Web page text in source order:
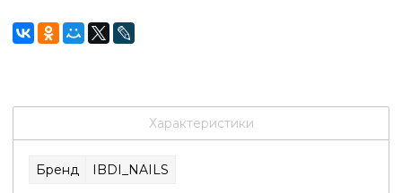
Характеристики
Бренд IBDI_NAILS